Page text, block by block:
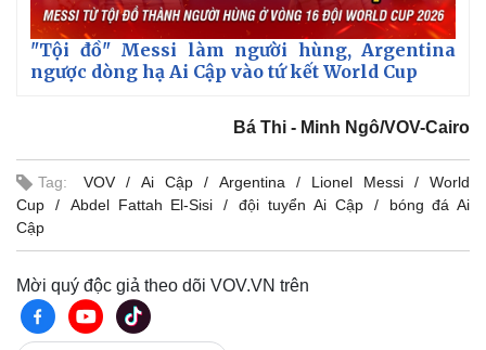
"Tội đồ" Messi làm người hùng, Argentina
ngược dòng hạ Ai Cập vào tứ kết World Cup
Bá Thi - Minh Ngô/VOV-Cairo
Tag: VOV Ai Cập Argentina Lionel Messi
World
Cup
Abdel Fattah El-Sisi đội tuyển Ai Cập
bóng đá Ai
Cập
Mời quý độc giả theo dõi VOV.VN trên